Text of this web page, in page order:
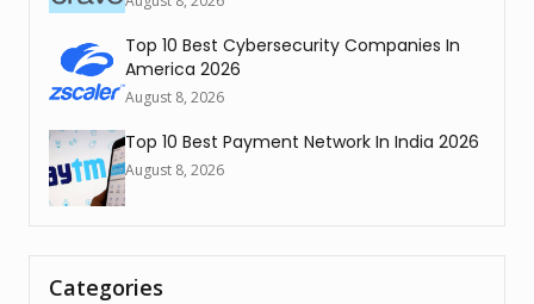
Top 10 Best Cybersecurity Companies In
America 2026
August 8, 2026
Top 10 Best Payment Network In India 2026
August 8, 2026
Categories